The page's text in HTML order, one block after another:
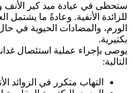
ستحظى في عيادة ميد كير الأنف
للزائدة الأنفية. وعادةً ما يشتمل
الورم، والمضادات الحيوية في
بكتيرية.
يوصى بإجراء عملية استئصال
التالية:
التهاب متكرر في الزوائد